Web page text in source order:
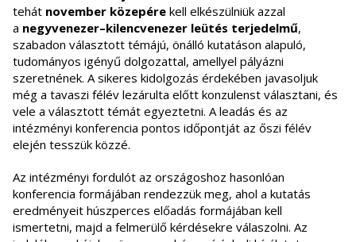
tehát november közepére kell elkészülniük azzal
a negyvenezer–kilencvenezer leütés terjedelmű,
szabadon választott témájú, önálló kutatáson alapuló,
tudományos igényű dolgozattal, amellyel pályázni
szeretnének. A sikeres kidolgozás érdekében javasoljuk
még a tavaszi félév lezárulta előtt konzulenst választani, és
vele a választott témát egyeztetni. A leadás és az
intézményi konferencia pontos időpontját az őszi félév
elején tesszük közzé.
Az intézményi fordulót az országoshoz hasonlóan
konferencia formájában rendezzük meg, ahol a kutatás
eredményeit húszperces előadás formájában kell
ismertetni, majd a felmerülő kérdésekre válaszolni. Az